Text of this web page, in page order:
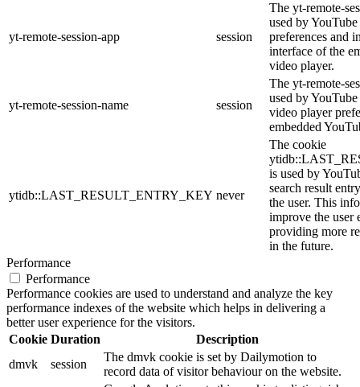
yt-remote-session-app session
The yt-remote-
used by
preferences and
interface of the
video player.
yt-remote-session-name session
The yt-remote-
used by
video player
embedded
ytidb::LAST_RESULT_ENTRY_KEY never
The cookie
is used by
search result
the user. This
improve the user
providing more
in the future.
Performance
Performance
Performance cookies are used to understand and analyze the key
performance indexes of the website which helps in delivering a
better user experience for the visitors.
Cookie Duration
Description
dmvk
session
The dmvk cookie is set by Dailymotion to
record data of visitor behaviour on the website.